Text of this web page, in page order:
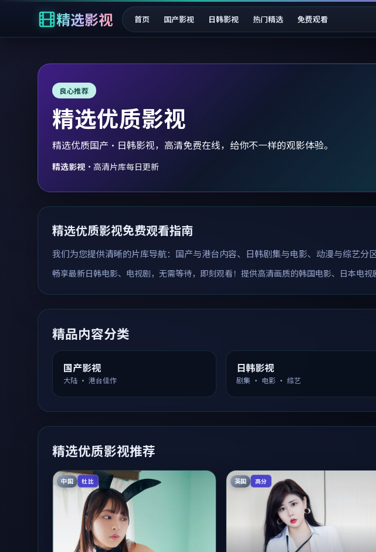
精选影视 首页 国产影视 日韩影视 热门精选 免费观看
良心推荐
精选优质影视
精选优质国产·日韩影视，高清免费在线，给你不一样的观影体验。
精选影视 · 高清片库每日更新
精选优质影视免费观看指南
我们为您提供清晰的片库导航：国产与港台内容、日韩剧集与电影、动漫与综艺分
畅享最新日韩电影、电视剧，无需等待，即刻观看！提供高清画质的韩国电影、日本电视
精品内容分类
国产影视
大陆 · 港台佳作
日韩影视
剧集 · 电影 · 综艺
精选优质影视推荐
中国 杜比 英国 高分